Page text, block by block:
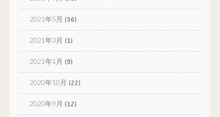
2021年5月 (36)
2021年3月 (1)
2021年1月 (9)
2020年10月 (22)
2020年9月 (12)